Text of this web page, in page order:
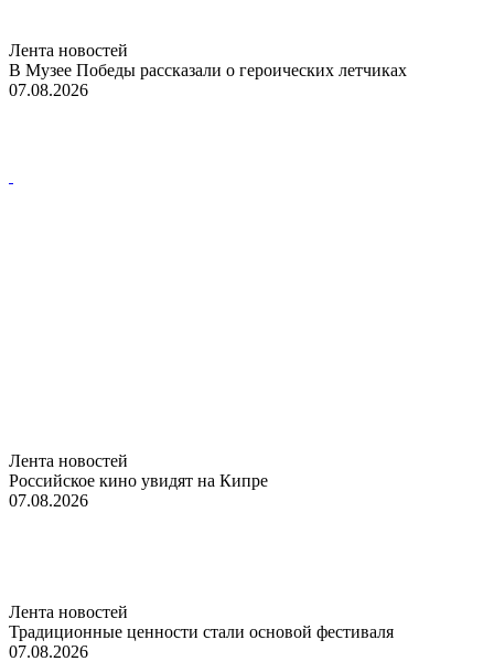
Лента новостей
В Музее Победы рассказали о героических летчиках
07.08.2026
Лента новостей
Российское кино увидят на Кипре
07.08.2026
Лента новостей
Традиционные ценности стали основой фестиваля
07.08.2026